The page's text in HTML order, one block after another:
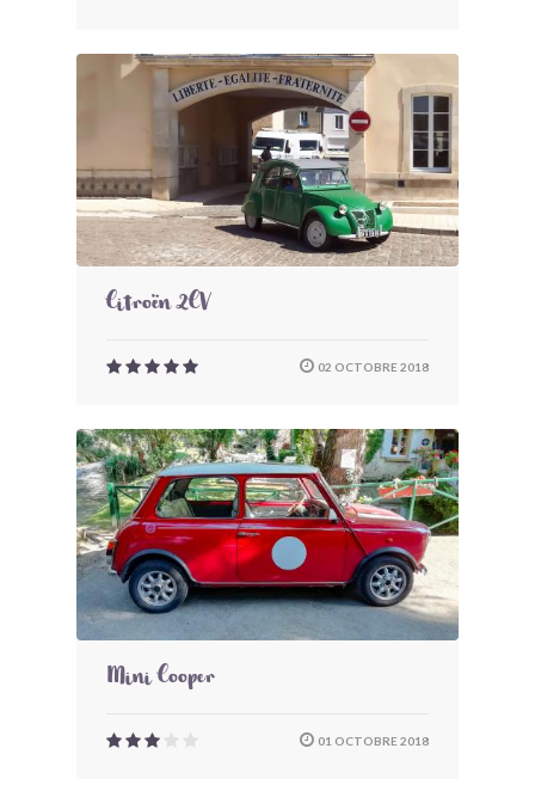
Citroën 2CV
02 OCTOBRE 2018
Mini Cooper
01 OCTOBRE 2018